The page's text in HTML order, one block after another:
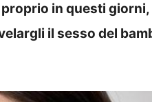
in questi giorni,
il sesso del